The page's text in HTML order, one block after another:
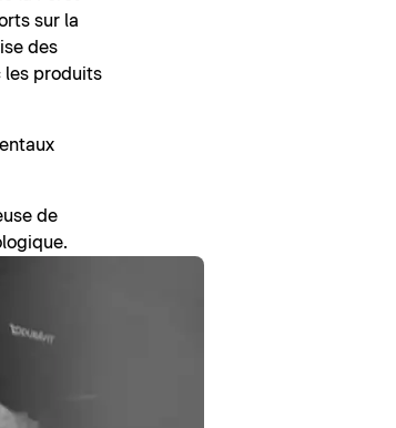
sur la
des
les produits
de